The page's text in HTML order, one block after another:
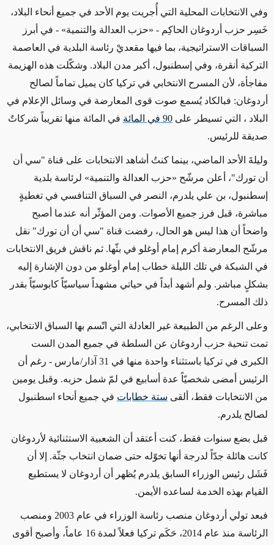
وفي الانتخابات المحلية التي أُجريت يوم الأحد في جميع أنحاء البلاد،
خَسِر حزب أردوغان الحاكِم - «حزب العدالة والتنمية» - في أبرز
السباقات الاستراتيجية، بما فيها مقعديْ رئاسة البلدية في العاصمة
التركية أنقرة، وفي إسطنبول، أكبر مدن البلاد. وشكّلت هذه الهزيمة
مفاجأة، لأن المسرح الانتخابي في تركيا كان يميل تماماً لصالح
أردوغان: فبالكاد يُسمع صوت قوى المعارضة في وسائل الإعلام في
البلاد ، التي تسيطر على 90 في المائة في المائة منها تقريباً شركاتٌ
صديقة للرئيس.
وليلةَ الأحد الماضي، بينما كنتُ أشاهد الانتخابات على قناة "سي أن
أن تورك"، أعلن مرشّح «حزب العدالة والتنمية» لرئاسة بلدية
إسطنبول، بن علي يلدرم، النصر في السباق التنافسي في تغطيةٍ
مباشرة، قبل فرز جميع الأصوات. ومن المؤثّر أنه عندما أصبح
واضحاً أن هذا ليس هو الحال، رفضت قناة "سي أن أن تورك" نقل
مرشّح المعارضة أكرم إمام أوغلو في بثّها. ثم ناقش فريق الانتخابات
في الشبكة في تلك الليلة خطاب إمام أوغلو من دون الإشارة إليه
بشكلٍ مباشر. ولم أشهد أبداً في حياتي مشهداً سياسيّاً كابوسيّاً بقدر
ذلك المسرح.
وعلى الرغم من الطبيعة غير العادلة التي اتّسم بها السباق الانتخابي،
تمت تنحية حزب أردوغان عن السلطة في جميع المدن الست
الكبرى في تركيا باستثناء واحدة منها في 31 آذار/مارس - رغم أن
الرئيس أمضى شخصيّاً عدة أسابيع في لمّ شمل حزبه. وقبل يومين
من الانتخابات فقط، ألقى ستة خطابات في جميع أنحاء اسطنبول
لصالح يلدرم.
قبل بضع سنوات فقط، كنت أعتقد أن الشعبية الاستثنائية لأردوغان
كانت هائلة جدّاً لدرجة أنها تخوّله حتى ضمان انتخاب جثّة. إلا أن
فَشَل رئيس الوزراء السابق يلدرم يُظهر أن أردوغان لا يستطيع
القيام بهذه الخدمة لساعده الأيمن.
فبعد تولي أردوغان منصب رئاسة الوزراء في عام 2003 ومنصب
الرئاسة منذ عام 2014، حَكَم تركيا فعلاً لمدة 16 عاماً، وأصبح أقوى